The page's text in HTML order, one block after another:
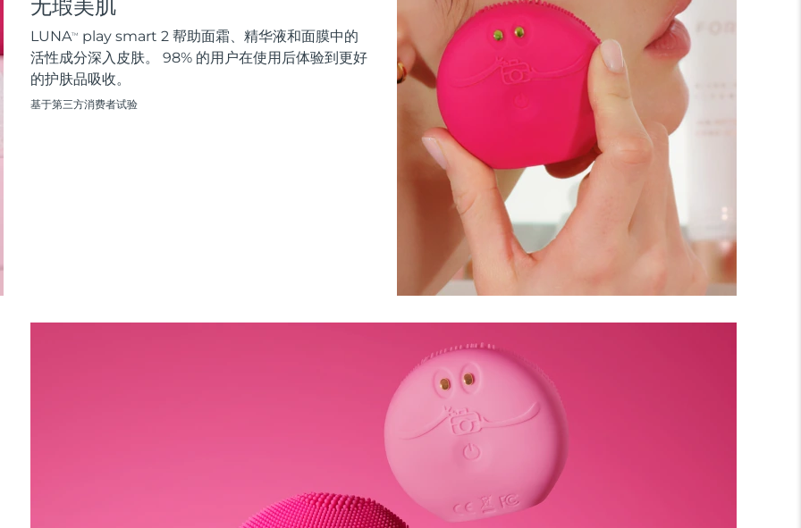
无瑕美肌
LUNATM
play smart 2 帮助面霜、精华液和面膜中的
活性成分深入皮肤。 98% 的用户在使用后体验到更好
的护肤品吸收。
基于第三方消费者试验